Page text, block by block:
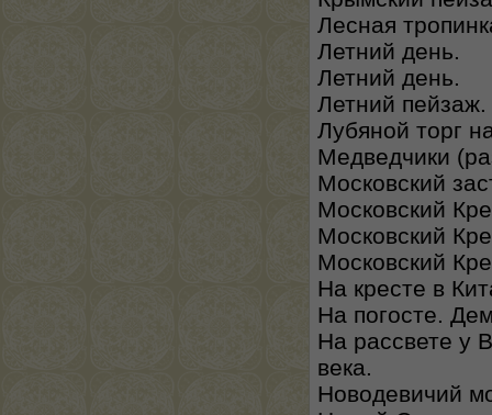
Лесная
Летний день.
Летний день.
Летний пейзаж.
Лубяной торг
Медведчики
Московский
Московский
Московский
Московский
На кресте в
На погосте.
На рассвете у
века.
Новодевичий